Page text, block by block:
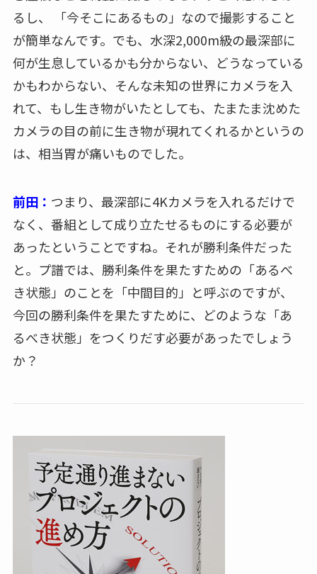
るし、 「今そこにあるもの」なので撮影すること
が簡単なんです。でも、水深2,000m級の最深部に
何が生息しているかも分からない、どうなっている
かもわからない、そんな未知の世界にカメラを入
れて、もし生き物がいたとしても、たまたま沈めた
カメラの目の前に生き物が現れてくれるかというの
は、相当胃が痛いものでした。
前田： つまり、最深部に4Kカメラを入れるだけで
なく、番組として成り立たせるものにする必要が
あったということですね。それが勝利条件だった
と。プ譜では、勝利条件を果たすための「あるべ
き状態」のことを「中間目的」と呼ぶのですが、
今回の勝利条件を果たすために、どのような「あ
るべき状態」をつくりだす必要があったでしょう
か？